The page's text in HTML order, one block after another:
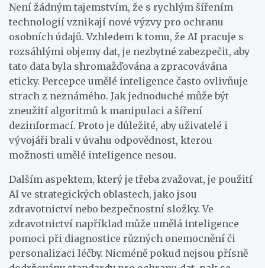
Není žádným tajemstvím, že s rychlým šířením
technologií vznikají nové výzvy pro ochranu
osobních údajů. Vzhledem k tomu, že AI pracuje s
rozsáhlými objemy dat, je nezbytné zabezpečit, aby
tato data byla shromažďována a zpracovávána
eticky. Percepce umělé inteligence často ovlivňuje
strach z neznámého. Jak jednoduché může být
zneužití algoritmů k manipulaci a šíření
dezinformací. Proto je důležité, aby uživatelé i
vývojáři brali v úvahu odpovědnost, kterou
možnosti umělé inteligence nesou.
Dalším aspektem, který je třeba zvažovat, je použití
AI ve strategických oblastech, jako jsou
zdravotnictví nebo bezpečnostní složky. Ve
zdravotnictví například může umělá inteligence
pomoci při diagnostice různých onemocnění či
personalizaci léčby. Nicméně pokud nejsou přísně